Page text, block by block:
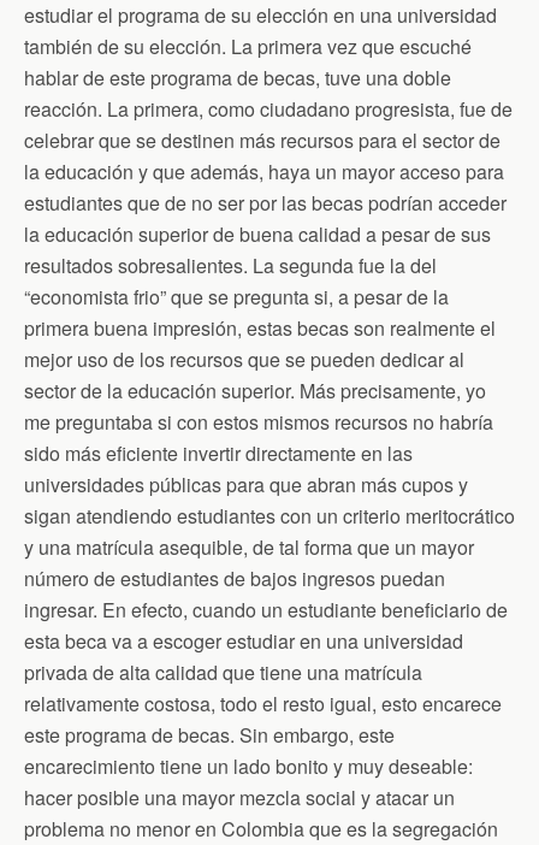
estudiar el programa de su elección en una universidad
también de su elección. La primera vez que escuché
hablar de este programa de becas, tuve una doble
reacción. La primera, como ciudadano progresista, fue de
celebrar que se destinen más recursos para el sector de
la educación y que además, haya un mayor acceso para
estudiantes que de no ser por las becas podrían acceder
la educación superior de buena calidad a pesar de sus
resultados sobresalientes. La segunda fue la del
“economista frio” que se pregunta si, a pesar de la
primera buena impresión, estas becas son realmente el
mejor uso de los recursos que se pueden dedicar al
sector de la educación superior. Más precisamente, yo
me preguntaba si con estos mismos recursos no habría
sido más eficiente invertir directamente en las
universidades públicas para que abran más cupos y
sigan atendiendo estudiantes con un criterio meritocrático
y una matrícula asequible, de tal forma que un mayor
número de estudiantes de bajos ingresos puedan
ingresar. En efecto, cuando un estudiante beneficiario de
esta beca va a escoger estudiar en una universidad
privada de alta calidad que tiene una matrícula
relativamente costosa, todo el resto igual, esto encarece
este programa de becas. Sin embargo, este
encarecimiento tiene un lado bonito y muy deseable:
hacer posible una mayor mezcla social y atacar un
problema no menor en Colombia que es la segregación